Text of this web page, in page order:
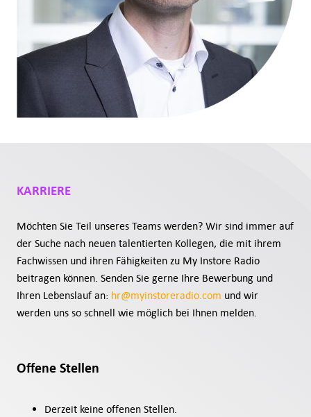
KARRIERE
Möchten Sie Teil unseres Teams werden? Wir sind immer auf
der Suche nach neuen talentierten Kollegen, die mit ihrem
Fachwissen und ihren Fähigkeiten zu My Instore Radio
beitragen können. Senden Sie gerne Ihre Bewerbung und
Ihren Lebenslauf an: hr@myinstoreradio.com und wir
werden uns so schnell wie möglich bei Ihnen melden.
Offene Stellen
Derzeit keine offenen Stellen.